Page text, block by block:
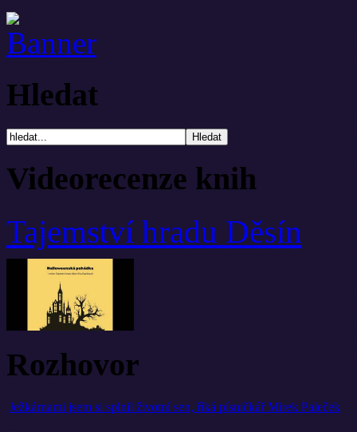
Hledat
Videorecenze knih
Tajemství hradu Děsín
Rozhovor
Ježkárnami jsem si splnil životní sen, říká písničkář Mirek Paleček